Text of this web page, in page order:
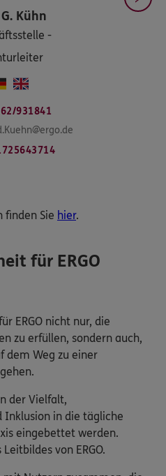
G. Kühn
-
931841
finden Sie hier.
für ERGO
ERGO nicht nur, die
zu erfüllen, sondern auch,
dem Weg zu einer
der Vielfalt,
Inklusion in die tägliche
eingebettet werden.
von ERGO.